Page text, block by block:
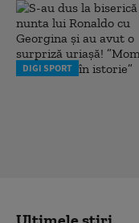
DIGI SPORT